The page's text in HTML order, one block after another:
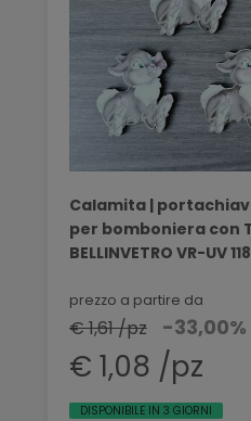
Calamita |
per bomboniera con
BELLINVETRO VR-UV
prezzo a partire da
€ 1,61 /pz -33,00%
€ 1,08 /pz
DISPONIBILE IN 3 GIORNI